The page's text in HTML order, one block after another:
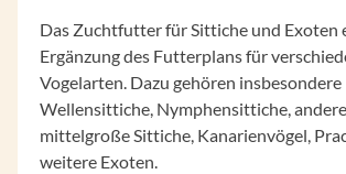
Das Zuchtfutter für Sittiche und Exoten
Ergänzung des Futterplans für
Vogelarten. Dazu gehören insbesondere
Wellensittiche, Nymphensittiche,
mittelgroße Sittiche, Kanarienvögel,
weitere Exoten.